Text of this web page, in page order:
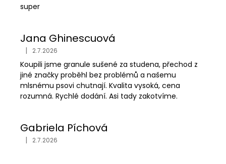
super
Jana Ghinescuová
Hodnocení obchodu je 5 z 5 hvězdiček.
| 2.7.2026
Koupili jsme granule sušené za studena, přechod z
jiné značky proběhl bez problémů a našemu
mlsnému psovi chutnají. Kvalita vysoká, cena
rozumná. Rychlé dodání. Asi tady zakotvíme.
Gabriela Píchová
Hodnocení obchodu je 5 z 5 hvězdiček.
| 2.7.2026